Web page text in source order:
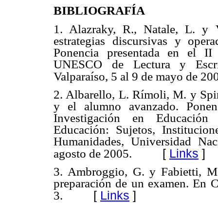
BIBLIOGRAFÍA
1. Alazraky, R., Natale, L. y
estrategias discursivas y
Ponencia presentada en el
UNESCO de Lectura y
Valparaíso, 5 al 9 de mayo de
2. Albarello, L. Rímoli, M. y
y el alumno avanzado.
Investigación en
Educación: Sujetos,
Humanidades, Universidad
agosto de 2005. [ Links ]
3. Ambroggio, G. y Fabietti,
preparación de un examen. En
3. [ Links ]